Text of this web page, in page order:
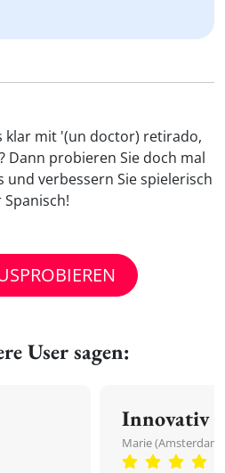
klar mit '(un doctor) retirado,
Dann probieren Sie doch mal
und verbessern Sie spielerisch
Spanisch!
User sagen:
Innovativ
Marie